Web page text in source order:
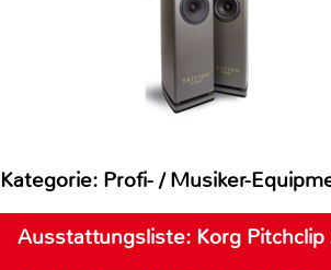
Kategorie: Profi- / Musiker-
Ausstattungsliste: Korg Pitchclip